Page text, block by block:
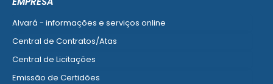
Alvará - informações e serviços online
Central de Contratos/Atas
Central de Licitações
Emissão de Certidões